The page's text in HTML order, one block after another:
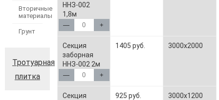
Вторичные
материалы
Грунт
Тротуарная
плитка
ННЗ-002
1,8м
— +
Секция
заборная
ННЗ-002 2м
— +
1405 руб. 3000x2000
Секция
925 руб. 3000x1200